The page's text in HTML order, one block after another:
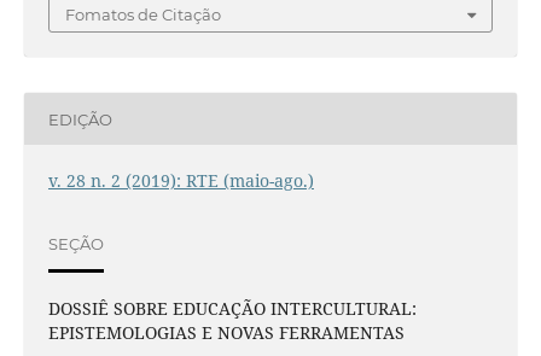
Fomatos de Citação
EDIÇÃO
v. 28 n. 2 (2019): RTE (maio-ago.)
SEÇÃO
DOSSIÊ SOBRE EDUCAÇÃO INTERCULTURAL:
EPISTEMOLOGIAS E NOVAS FERRAMENTAS